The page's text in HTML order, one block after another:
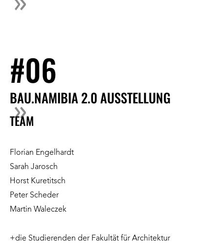
#06
BAU.NAMIBIA 2.0 AUSSTELLUNG
TEAM
Florian Engelhardt
Sarah Jarosch
Horst Kuretitsch
Peter Scheder
Martin Waleczek
+die Studierenden der Fakultät für Architektur